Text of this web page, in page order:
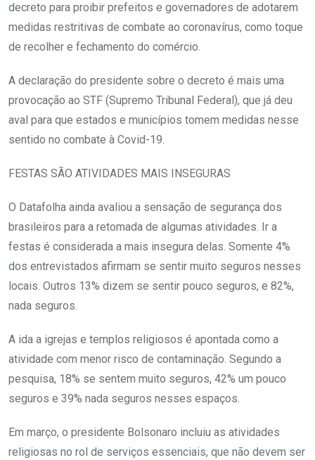
decreto para proibir prefeitos e governadores de adotarem
medidas restritivas de combate ao coronavírus, como toque
de recolher e fechamento do comércio.
A declaração do presidente sobre o decreto é mais uma
provocação ao STF (Supremo Tribunal Federal), que já deu
aval para que estados e municípios tomem medidas nesse
sentido no combate à Covid-19.
FESTAS SÃO ATIVIDADES MAIS INSEGURAS
O Datafolha ainda avaliou a sensação de segurança dos
brasileiros para a retomada de algumas atividades. Ir a
festas é considerada a mais insegura delas. Somente 4%
dos entrevistados afirmam se sentir muito seguros nesses
locais. Outros 13% dizem se sentir pouco seguros, e 82%,
nada seguros.
A ida a igrejas e templos religiosos é apontada como a
atividade com menor risco de contaminação. Segundo a
pesquisa, 18% se sentem muito seguros, 42% um pouco
seguros e 39% nada seguros nesses espaços.
Em março, o presidente Bolsonaro incluiu as atividades
religiosas no rol de serviços essenciais, que não devem ser